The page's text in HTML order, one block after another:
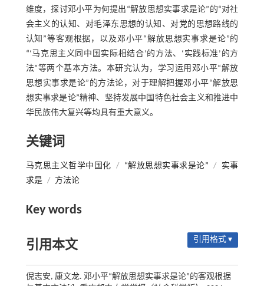
维度，探讨邓小平为何提出“解放思想实事求是论”的“对社
会主义的认知、对毛泽东思想的认知、对党的思想路线的
认知”等客观根据，以及邓小平“解放思想实事求是论”的
“‘马克思主义同中国实际相结合’的方法、‘实践标准’的方
法”等两个基本方法。本研究认为，学习运用邓小平“解放
思想实事求是论”的方法论，对于理解把握邓小平“解放思
想实事求是论”精神、坚持发展中国特色社会主义和推进中
华民族伟大复兴等均具有重大意义。
关键词
马克思主义哲学中国化 / “解放思想实事求是论” /
实事
求是 / 方法论
Key words
引用本文 引用格式 ▾
倪志安, 康文龙. 邓小平“解放思想实事求是论”的客观根据